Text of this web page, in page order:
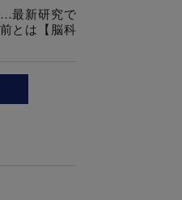
最新研究で
とは【脳科